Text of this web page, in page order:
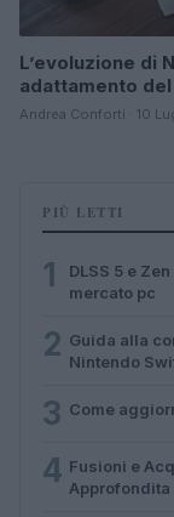
L’evoluzione di
adattamento
Andrea Conforti · 10
PIÙ LETTI
1
DLSS 5 e
mercato pc
2 Guida alla
Nintendo
3 Come
4 Fusioni e